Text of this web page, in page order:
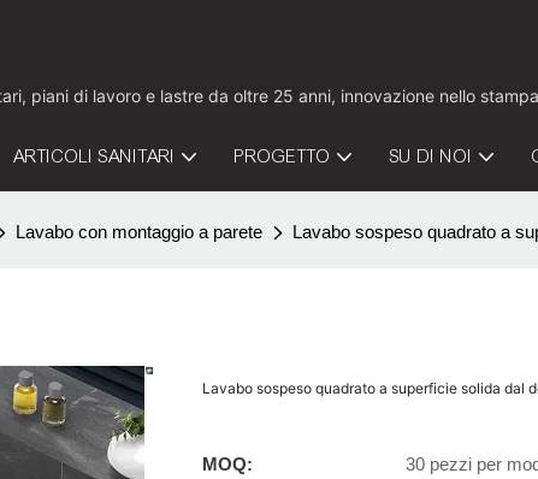
piani di lavoro e lastre da oltre 25 anni, innovazione nello
ARTICOLI SANITARI PROGETTO SU DI NOI
Lavabo con montaggio a parete Lavabo sospeso quadrato a
Lavabo sospeso quadrato a superficie solida dal
MOQ: 30 pezzi per